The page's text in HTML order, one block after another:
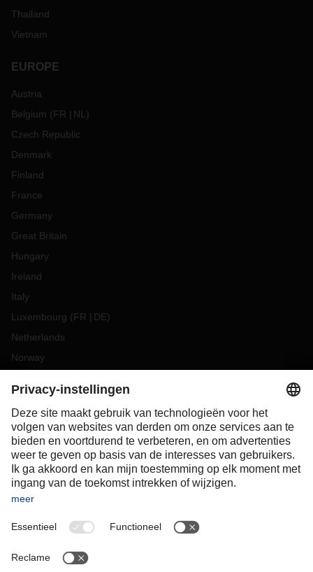
Thailand
Vietnam
EUROPE
Austria
Belgium (FR NL )
Czech Republic
Denmark
Finland
France
Germany
Great Britain
Hungary
Ireland
Italy
Luxembourg (FR DE)
Netherlands
Norway
Romania
Slovakia
Spain
Sweden
Switzerland
OCEANIA